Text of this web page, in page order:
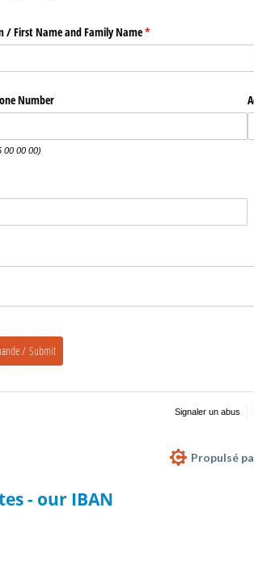
/​ First Name and Family Name*
(requis)
Number
00 00 00)
/ Submit
Signaler un abus
Propulsé
- our IBAN